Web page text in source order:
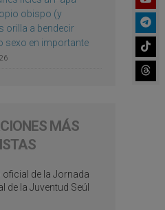
obispo (y
orilla a bendecir
sexo en importante
MÁS
oficial de la Jornada
de la Juventud Seúl